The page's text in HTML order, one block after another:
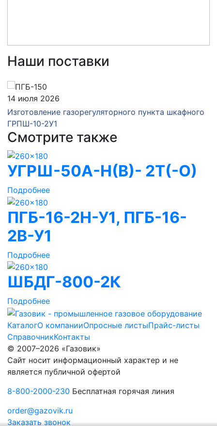
Наши поставки
14 июля 2026
Изготовление газорегуляторного пункта шкафного
ГРПШ-10-2У1
Смотрите также
УГРШ-50А-Н(В)- 2Т(-О)
Подробнее
ПГБ-16-2Н-У1, ПГБ-16-
2В-У1
Подробнее
ШБДГ-800-2К
Подробнее
КаталогО компанииОпросные листыПрайс-листы
СправочникКонтакты
© 2007–2026 «Газовик»
Сайт носит информационный характер и не
является публичной офертой
8-800-2000-230 Бесплатная горячая линия
order@gazovik.ru
Заказать звонок